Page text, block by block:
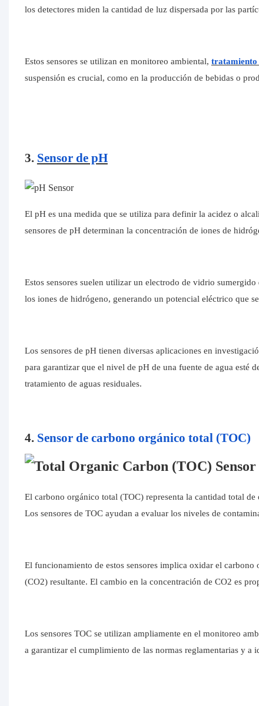
los detectores miden la cantidad de luz dispersada por las
Estos sensores se utilizan en monitoreo ambiental, tratamiento
suspensión es crucial, como en la producción de bebidas o
3. Sensor de pH
El pH es una medida que se utiliza para definir la acidez o
sensores de pH determinan la concentración de iones de
Estos sensores suelen utilizar un electrodo de vidrio
los iones de hidrógeno, generando un potencial eléctrico que
Los sensores de pH tienen diversas aplicaciones en
para garantizar que el nivel de pH de una fuente de agua esté
tratamiento de aguas residuales.
4. Sensor de carbono orgánico total (TOC)
El carbono orgánico total (TOC) representa la cantidad total
Los sensores de TOC ayudan a evaluar los niveles de
El funcionamiento de estos sensores implica oxidar el
(CO2) resultante. El cambio en la concentración de CO2 es
Los sensores TOC se utilizan ampliamente en el monitoreo
a garantizar el cumplimiento de las normas reglamentarias y